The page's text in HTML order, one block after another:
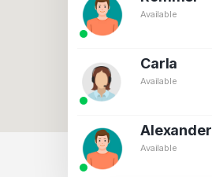
Available
Carla
Available
Alexander
Available